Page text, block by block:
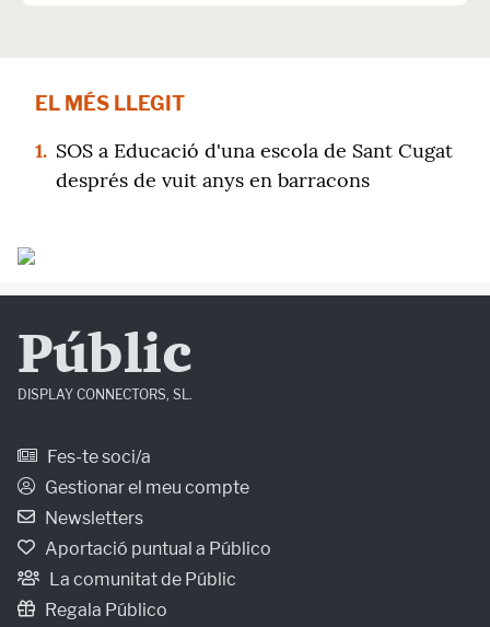
EL MÉS LLEGIT
1. SOS a Educació d'una escola de Sant Cugat
després de vuit anys en barracons
Públic
DISPLAY CONNECTORS, SL.
Fes-te soci/a
Gestionar el meu compte
Newsletters
Aportació puntual a Público
La comunitat de Públic
Regala Público